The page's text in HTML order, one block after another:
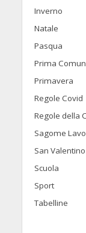
Inverno
Natale
Pasqua
Prima
Primavera
Regole Covid
Regole della
Sagome
San Valentino
Scuola
Sport
Tabelline